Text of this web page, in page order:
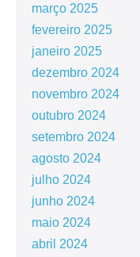
março 2025
fevereiro 2025
janeiro 2025
dezembro 2024
novembro 2024
outubro 2024
setembro 2024
agosto 2024
julho 2024
junho 2024
maio 2024
abril 2024